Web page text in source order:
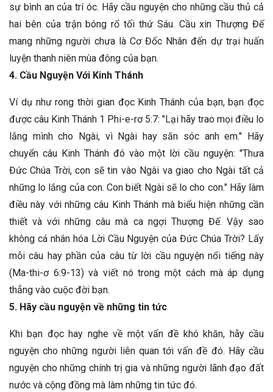
sự bình an của trí óc. Hãy cầu nguyện cho những cầu thủ cả
hai bên của trận bóng rổ tối thứ Sáu. Cầu xin Thượng Đế
mang những người chưa là Cơ Đốc Nhân đến dự trại huấn
luyện thanh niên mùa đông của bạn.
4. Cầu Nguyện Với Kinh Thánh
Ví dụ như rong thời gian đọc Kinh Thánh của bạn, bạn đọc
được câu Kinh Thánh 1 Phi-e-rơ 5:7: "Lại hãy trao mọi điều lo
lắng mình cho Ngài, vì Ngài hay săn sóc anh em." Hãy
chuyển câu Kinh Thánh đó vào một lời cầu nguyện: "Thưa
Đức Chúa Trời, con sẽ tin vào Ngài va giao cho Ngài tất cả
những lo lắng của con. Con biết Ngài sẽ lo cho con." Hãy làm
điều này với những câu Kinh Thánh mà biểu hiện những cần
thiết và với những câu mà ca ngợi Thượng Đế. Vậy sao
không cá nhân hóa Lời Cầu Nguyện của Đức Chúa Trời? Lấy
mỗi câu hay phần của câu từ lời cầu nguyện nổi tiếng này
(Ma-thi-ơ 6:9-13) và viết nó trong một cách mà áp dụng
thẳng vào cuộc đời bạn.
5. Hãy cầu nguyện về những tin tức
Khi bạn đọc hay nghe về một vấn đề khó khăn, hãy cầu
nguyện cho những người liên quan tới vấn đề đó. Hãy cầu
nguyện cho những chính trị gia và những người lãnh đạo đất
nước và cộng đồng mà làm những tin tức đó.